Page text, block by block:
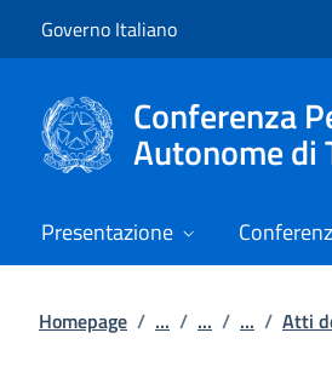
Governo Italiano
Conferenza
Autonome di
Presentazione
Homepage / ... / ... / ... / Atti